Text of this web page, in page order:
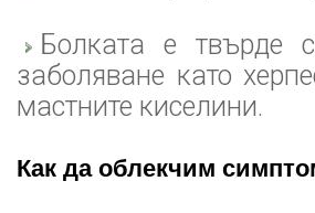
Болката е твърде
заболяване като
мастните киселини.
Как да облекчим